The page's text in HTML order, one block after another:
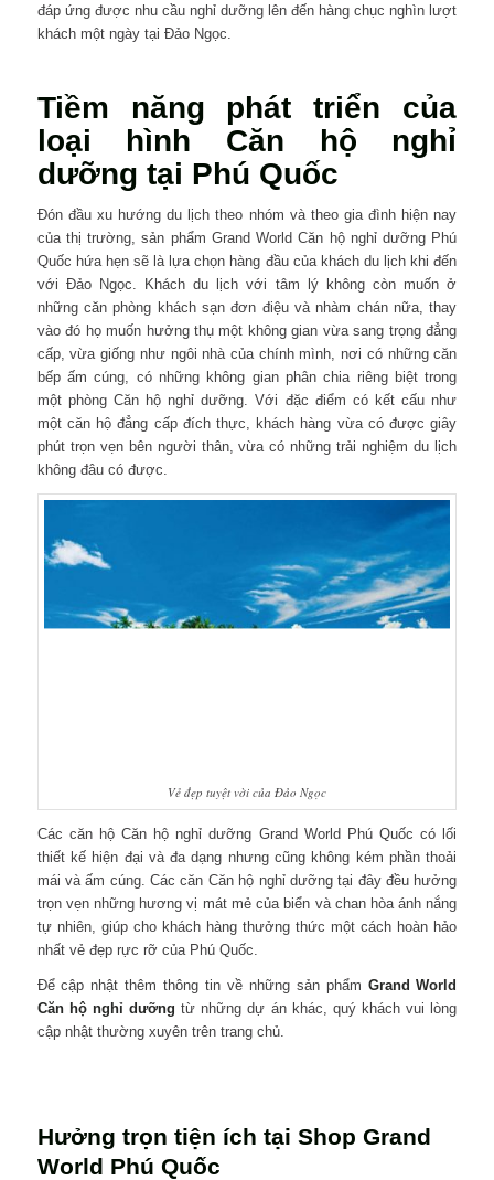
đáp ứng được nhu cầu nghỉ dưỡng lên đến hàng chục nghìn lượt
khách một ngày tại Đảo Ngọc.
Tiềm năng phát triển của
loại hình Căn hộ nghỉ
dưỡng tại Phú Quốc
Đón đầu xu hướng du lịch theo nhóm và theo gia đình hiện nay
của thị trường, sản phẩm Grand World Căn hộ nghỉ dưỡng Phú
Quốc hứa hẹn sẽ là lựa chọn hàng đầu của khách du lịch khi đến
với Đảo Ngọc. Khách du lịch với tâm lý không còn muốn ở
những căn phòng khách sạn đơn điệu và nhàm chán nữa, thay
vào đó họ muốn hưởng thụ một không gian vừa sang trọng đẳng
cấp, vừa giống như ngôi nhà của chính mình, nơi có những căn
bếp ấm cúng, có những không gian phân chia riêng biệt trong
một phòng Căn hộ nghỉ dưỡng. Với đặc điểm có kết cấu như
một căn hộ đẳng cấp đích thực, khách hàng vừa có được giây
phút trọn vẹn bên người thân, vừa có những trải nghiệm du lịch
không đâu có được.
Vẻ đẹp tuyệt vời của Đảo Ngọc
Các căn hộ Căn hộ nghỉ dưỡng Grand World Phú Quốc có lối
thiết kế hiện đại và đa dạng nhưng cũng không kém phần thoải
mái và ấm cúng. Các căn Căn hộ nghỉ dưỡng tại đây đều hưởng
trọn vẹn những hương vị mát mẻ của biển và chan hòa ánh nắng
tự nhiên, giúp cho khách hàng thưởng thức một cách hoàn hảo
nhất vẻ đẹp rực rỡ của Phú Quốc.
Để cập nhật thêm thông tin về những sản phẩm Grand World
Căn hộ nghỉ dưỡng từ những dự án khác, quý khách vui lòng
cập nhật thường xuyên trên trang chủ.
Hưởng trọn tiện ích tại Shop Grand
World Phú Quốc